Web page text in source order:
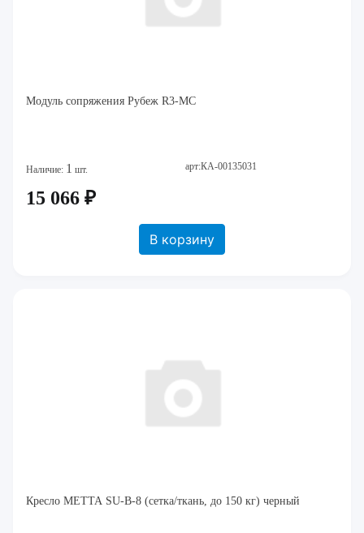
Модуль сопряжения Рубеж R3-МС
Наличие: 1 шт. арт:КА-00135031
15 066 ₽
В корзину
Кресло МЕТТА SU-B-8 (сетка/ткань, до 150 кг) черный